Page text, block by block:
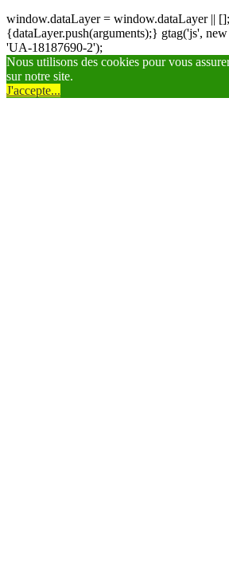
window.dataLayer = window.dataLayer ||
{dataLayer.push(arguments);} gtag('js',
'UA-18187690-2');
Nous utilisons des cookies pour vous
sur notre site.
J'accepte...